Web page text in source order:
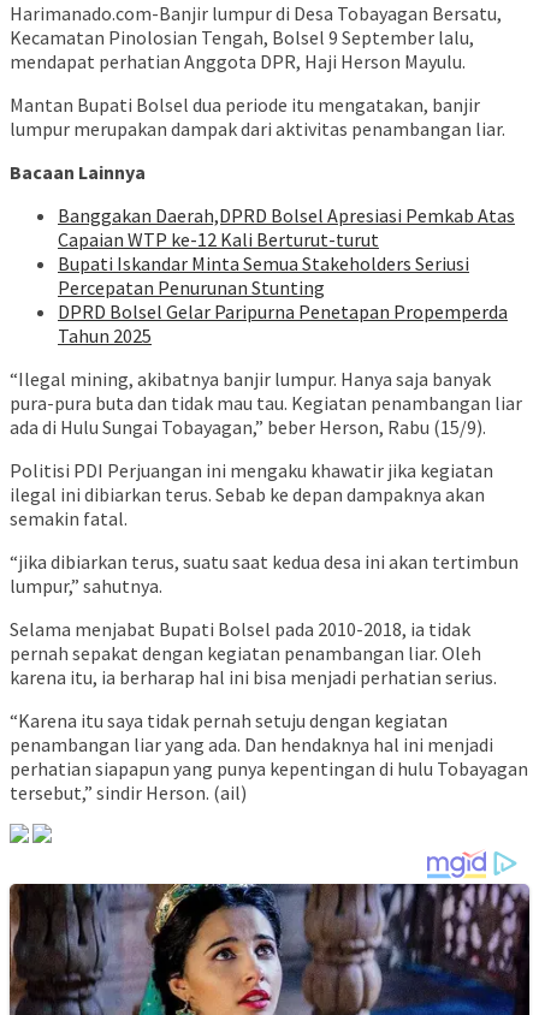
Harimanado.com-Banjir lumpur di Desa Tobayagan Bersatu,
Kecamatan Pinolosian Tengah, Bolsel 9 September lalu,
mendapat perhatian Anggota DPR, Haji Herson Mayulu.
Mantan Bupati Bolsel dua periode itu mengatakan, banjir
lumpur merupakan dampak dari aktivitas penambangan liar.
Bacaan Lainnya
Banggakan Daerah,DPRD Bolsel Apresiasi Pemkab Atas
Capaian WTP ke-12 Kali Berturut-turut
Bupati Iskandar Minta Semua Stakeholders Seriusi
Percepatan Penurunan Stunting
DPRD Bolsel Gelar Paripurna Penetapan Propemperda
Tahun 2025
“Ilegal mining, akibatnya banjir lumpur. Hanya saja banyak
pura-pura buta dan tidak mau tau. Kegiatan penambangan liar
ada di Hulu Sungai Tobayagan,” beber Herson, Rabu (15/9).
Politisi PDI Perjuangan ini mengaku khawatir jika kegiatan
ilegal ini dibiarkan terus. Sebab ke depan dampaknya akan
semakin fatal.
“jika dibiarkan terus, suatu saat kedua desa ini akan tertimbun
lumpur,” sahutnya.
Selama menjabat Bupati Bolsel pada 2010-2018, ia tidak
pernah sepakat dengan kegiatan penambangan liar. Oleh
karena itu, ia berharap hal ini bisa menjadi perhatian serius.
“Karena itu saya tidak pernah setuju dengan kegiatan
penambangan liar yang ada. Dan hendaknya hal ini menjadi
perhatian siapapun yang punya kepentingan di hulu Tobayagan
tersebut,” sindir Herson. (ail)